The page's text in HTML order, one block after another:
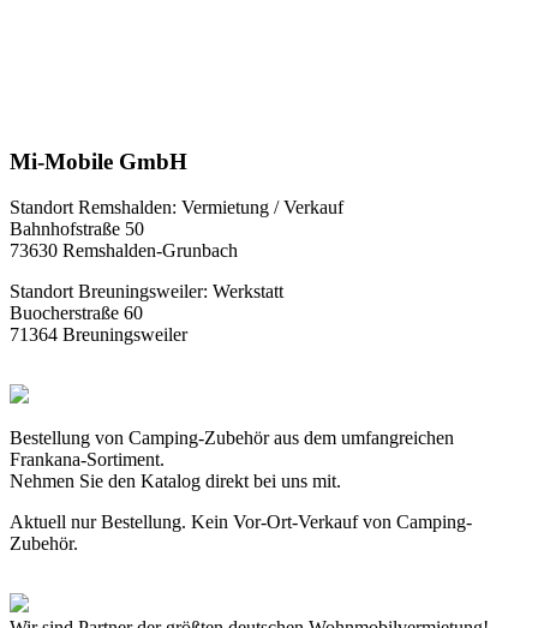
Mi-Mobile GmbH
Standort Remshalden: Vermietung / Verkauf
Bahnhofstraße 50
73630 Remshalden-Grunbach
Standort Breuningsweiler: Werkstatt
Buocherstraße 60
71364 Breuningsweiler
Bestellung von Camping-Zubehör aus dem umfangreichen
Frankana-Sortiment.
Nehmen Sie den Katalog direkt bei uns mit.
Aktuell nur Bestellung. Kein Vor-Ort-Verkauf von Camping-
Zubehör.